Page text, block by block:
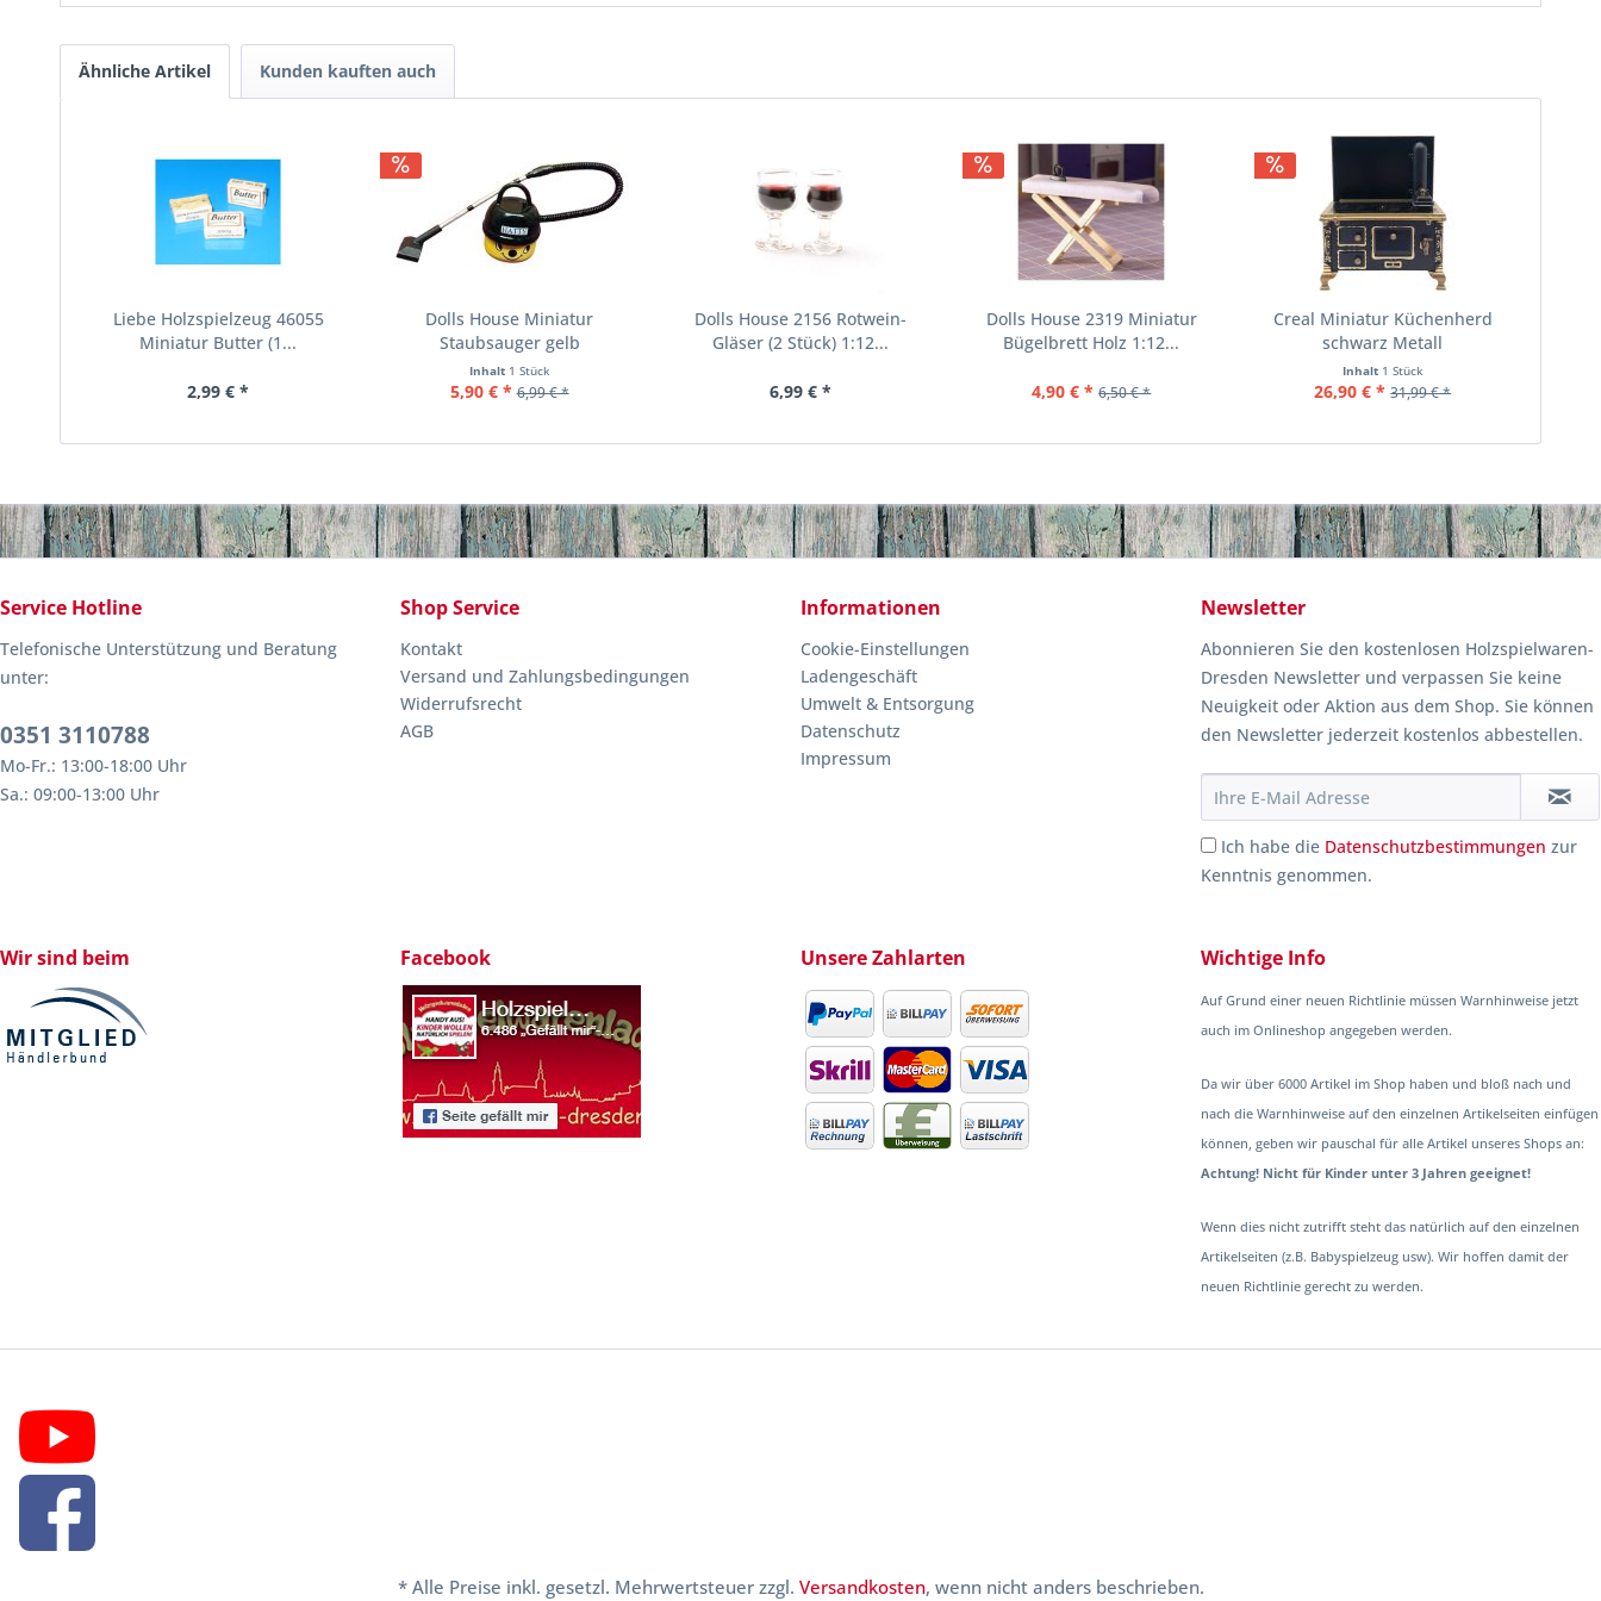
Ähnliche Artikel Kunden kauften auch
Liebe Holzspielzeug 46055
Miniatur Butter (1...
2,99 € *
Dolls House Miniatur
Staubsauger gelb
Inhalt 1 Stück
5,90 € * 6,99 € *
Dolls House 2156 Rotwein-
Gläser (2 Stück) 1:12...
6,99 € *
Dolls House 2319 Miniatur
Bügelbrett Holz 1:12...
4,90 € * 6,50 € *
Creal Miniatur Küchenherd
schwarz Metall
Inhalt 1 Stück
26,90 € * 31,99 € *
Service Hotline
Telefonische Unterstützung und Beratung
unter:
0351 3110788
Mo-Fr.: 13:00-18:00 Uhr
Sa.: 09:00-13:00 Uhr
Shop Service
Kontakt
Versand und Zahlungsbedingungen
Widerrufsrecht
AGB
Informationen
Cookie-Einstellungen
Ladengeschäft
Umwelt & Entsorgung
Datenschutz
Impressum
Newsletter
Abonnieren Sie den kostenlosen Holzspielwaren-
Dresden Newsletter und verpassen Sie keine
Neuigkeit oder Aktion aus dem Shop. Sie können
den Newsletter jederzeit kostenlos abbestellen.
Ich habe die Datenschutzbestimmungen zur
Kenntnis genommen.
Wir sind beim Facebook Unsere Zahlarten Wichtige Info
Auf Grund einer neuen Richtlinie müssen Warnhinweise jetzt
auch im Onlineshop angegeben werden.
Da wir über 6000 Artikel im Shop haben und bloß nach und
nach die Warnhinweise auf den einzelnen Artikelseiten einfügen
können, geben wir pauschal für alle Artikel unseres Shops an:
Achtung! Nicht für Kinder unter 3 Jahren geeignet!
Wenn dies nicht zutrifft steht das natürlich auf den einzelnen
Artikelseiten (z.B. Babyspielzeug usw). Wir hoffen damit der
neuen Richtlinie gerecht zu werden.
* Alle Preise inkl. gesetzl. Mehrwertsteuer zzgl. Versandkosten, wenn nicht anders beschrieben.